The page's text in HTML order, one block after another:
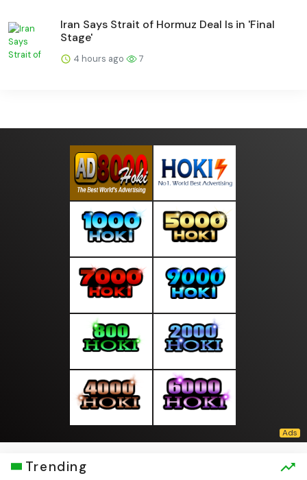
Iran Says Strait of Hormuz Deal Is in 'Final
Stage'
4 hours ago 7
Trending